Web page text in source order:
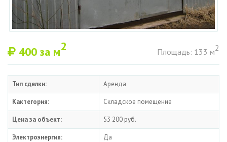
400 за м2 Площадь: 133 м2
Тип сделки: Аренда
Кактегория: Складское помещение
Цена за объект: 53 200 руб.
Электроэнергия: Да